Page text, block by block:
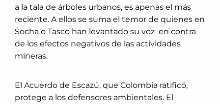
a la tala de árboles urbanos, es apenas el más
reciente. A ellos se suma el temor de quienes en
Socha o Tasco han levantado su voz en contra
de los efectos negativos de las actividades
mineras.
El Acuerdo de Escazú, que Colombia ratificó,
protege a los defensores ambientales. El